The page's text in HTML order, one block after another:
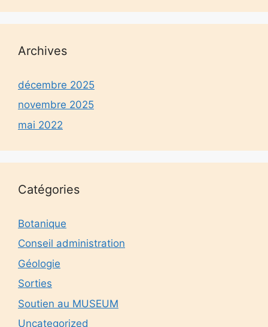
Archives
décembre 2025
novembre 2025
mai 2022
Catégories
Botanique
Conseil administration
Géologie
Sorties
Soutien au MUSEUM
Uncategorized